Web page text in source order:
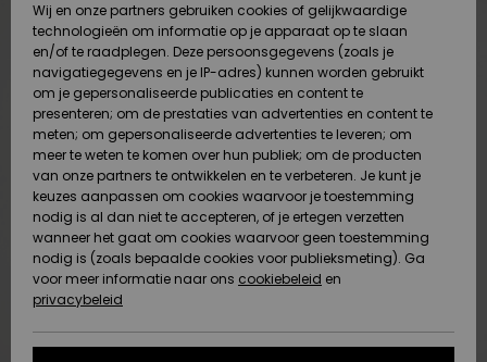
Schoenen &
Slippers
Surf /
Water
Snow
Nieuw
Schoenen &
Slippers
Surf /
Water
Sneeuw
Nieuw
Highlights
Snow
SURF
Highlights
Community
SNOW
Dames
Snow Shop
Highlights
Gemeenschap
SALE ON
SALE
VROUW
OUTLET
Regio- En
Taalinstellingen
Betaling
Giftcard
Quiksilver
Freedom
Gegevensbescherming
Wij en onze partners gebruiken cookies of gelijkwaardige
technologieën om informatie op je apparaat op te slaan
en/of te raadplegen. Deze persoonsgegevens (zoals je
navigatiegegevens en je IP-adres) kunnen worden gebruikt
om je gepersonaliseerde publicaties en content te
presenteren; om de prestaties van advertenties en content te
meten; om gepersonaliseerde advertenties te leveren; om
meer te weten te komen over hun publiek; om de producten
van onze partners te ontwikkelen en te verbeteren. Je kunt je
keuzes aanpassen om cookies waarvoor je toestemming
nodig is al dan niet te accepteren, of je ertegen verzetten
wanneer het gaat om cookies waarvoor geen toestemming
nodig is (zoals bepaalde cookies voor publieksmeting). Ga
voor meer informatie naar ons cookiebeleid en
privacybeleid